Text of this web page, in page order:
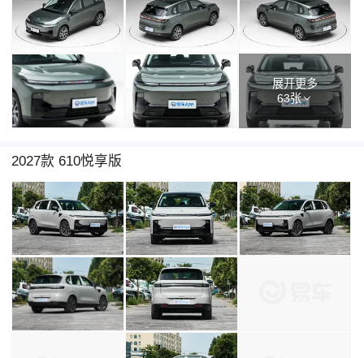
展开更多
63张
2027款 610悦享版